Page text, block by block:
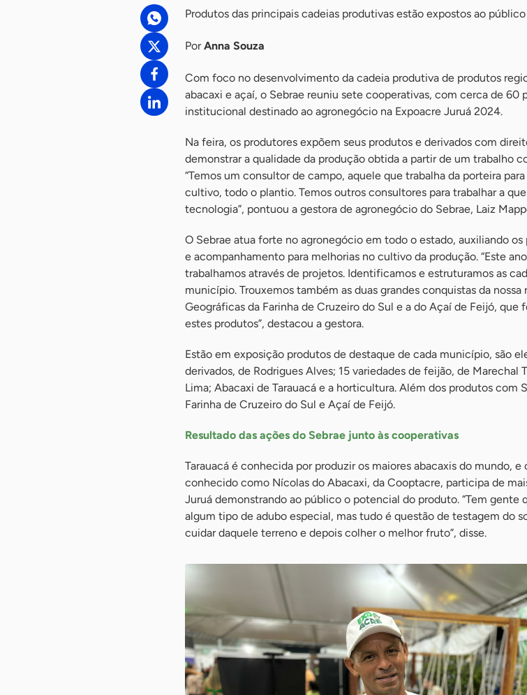
Produtos das principais cadeias produtivas estão expostos ao público
PorAnna Souza
Com foco no desenvolvimento da cadeia produtiva de produtos
abacaxi e açaí, o Sebrae reuniu sete cooperativas, com cerca de 60
institucional destinado ao agronegócio na Expoacre Juruá 2024.
Na feira, os produtores expõem seus produtos e derivados com
demonstrar a qualidade da produção obtida a partir de um trabalho
“Temos um consultor de campo, aquele que trabalha da porteira
cultivo, todo o plantio. Temos outros consultores para trabalhar a
tecnologia”, pontuou a gestora de agronegócio do Sebrae, Laiz
O Sebrae atua forte no agronegócio em todo o estado, auxiliando
e acompanhamento para melhorias no cultivo da produção. “Este
trabalhamos através de projetos. Identificamos e estruturamos as
município. Trouxemos também as duas grandes conquistas da nossa
Geográficas da Farinha de Cruzeiro do Sul e a do Açaí de Feijó, que
estes produtos”, destacou a gestora.
Estão em exposição produtos de destaque de cada município, são
derivados, de Rodrigues Alves; 15 variedades de feijão, de Marechal
Lima; Abacaxi de Tarauacá e a horticultura. Além dos produtos com
Farinha de Cruzeiro do Sul e Açaí de Feijó.
Resultado das ações do Sebrae junto às cooperativas
Tarauacá é conhecida por produzir os maiores abacaxis do mundo, e
conhecido como Nícolas do Abacaxi, da Cooptacre, participa de
Juruá demonstrando ao público o potencial do produto. “Tem gente
algum tipo de adubo especial, mas tudo é questão de testagem do
cuidar daquele terreno e depois colher o melhor fruto”, disse.